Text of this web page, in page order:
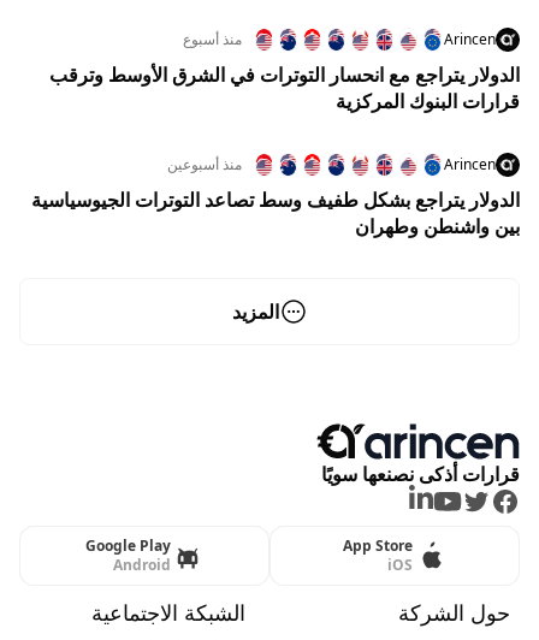
Arincen منذ أسبوع
الدولار يتراجع مع انحسار التوترات في الشرق الأوسط وترقب
قرارات البنوك المركزية
Arincen منذ أسبوعين
الدولار يتراجع بشكل طفيف وسط تصاعد التوترات الجيوسياسية
بين واشنطن وطهران
المزيد
قرارات أذكى نصنعها سويًا
Facebook
Twitter
Youtube
LinkedIn
App Store
iOS
Google Play
Android
حول الشركة الشبكة الاجتماعية